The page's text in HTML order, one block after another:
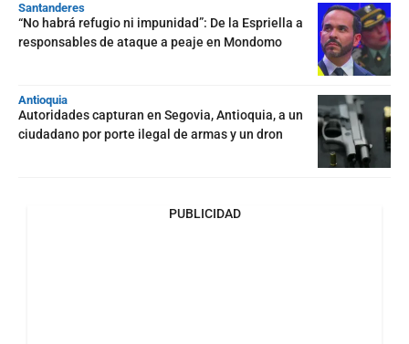
Santanderes
“No habrá refugio ni impunidad”: De la Espriella a
responsables de ataque a peaje en Mondomo
Antioquia
Autoridades capturan en Segovia, Antioquia, a un
ciudadano por porte ilegal de armas y un dron
PUBLICIDAD